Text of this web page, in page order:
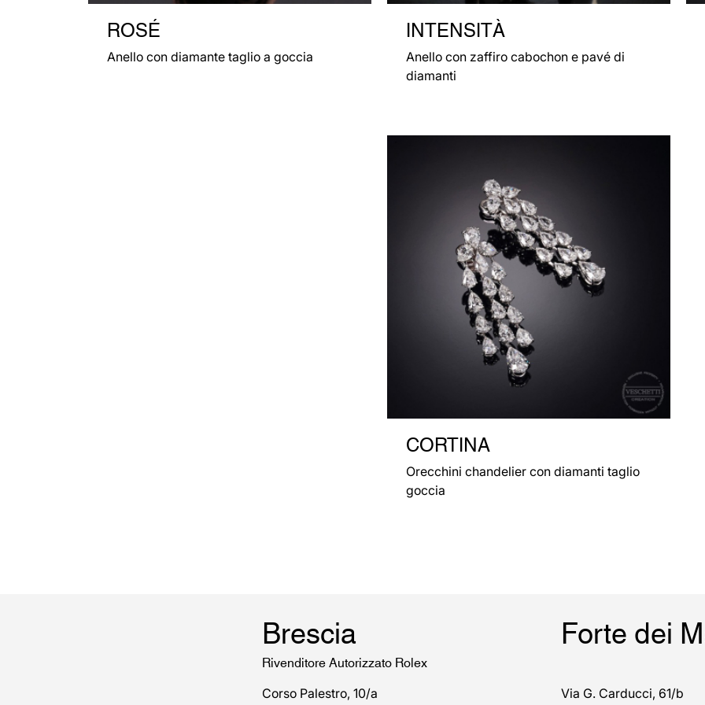
ROSÉ
Anello con diamante taglio a goccia
INTENSITÀ
Anello con zaffiro cabochon e pavé di
diamanti
CORTINA
Orecchini chandelier con diamanti taglio
goccia
Brescia
Rivenditore Autorizzato Rolex
Corso Palestro, 10/a
Forte dei
Via G. Carducci, 61/b